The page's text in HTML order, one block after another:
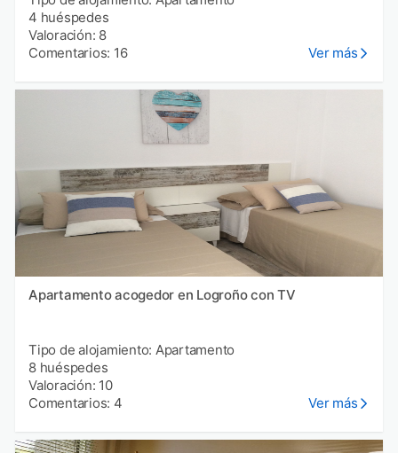
4 huéspedes
Valoración: 8
Comentarios: 16
Ver más
Apartamento acogedor en Logroño con TV
Tipo de alojamiento: Apartamento
8 huéspedes
Valoración: 10
Comentarios: 4
Ver más